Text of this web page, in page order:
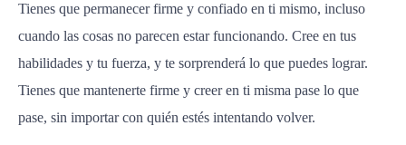
Tienes que permanecer firme y confiado en ti mismo, incluso
cuando las cosas no parecen estar funcionando. Cree en tus
habilidades y tu fuerza, y te sorprenderá lo que puedes lograr.
Tienes que mantenerte firme y creer en ti misma pase lo que
pase, sin importar con quién estés intentando volver.